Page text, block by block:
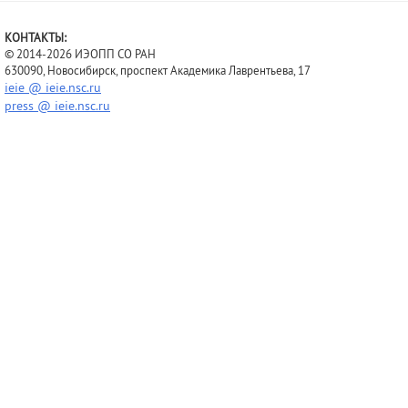
КОНТАКТЫ:
© 2014-2026 ИЭОПП СО РАН
630090, Новосибирск, проспект Академика Лаврентьева, 17
ieie @ ieie.nsc.ru
press @ ieie.nsc.ru